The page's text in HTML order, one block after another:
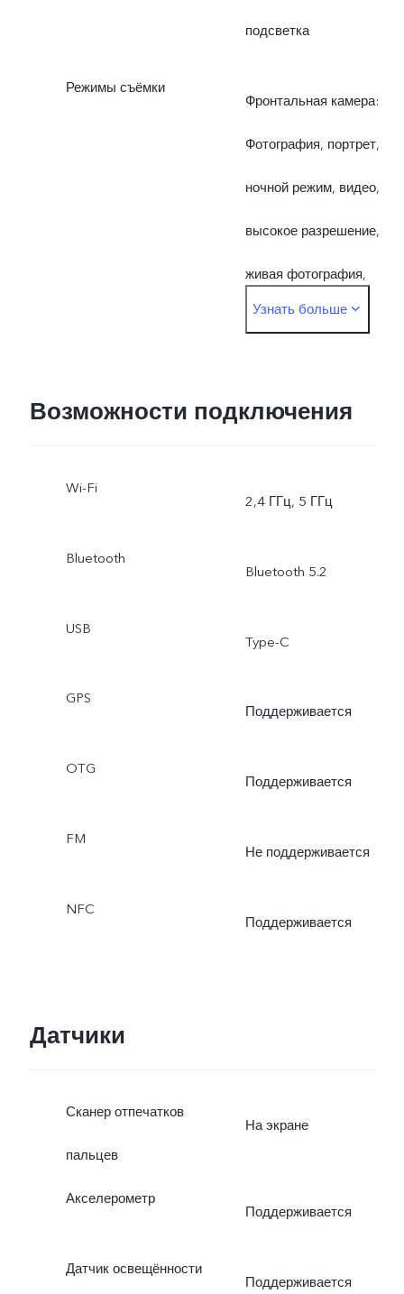
подсветка
Режимы съёмки
Фронтальная камера:
Фотография, портрет,
ночной режим, видео,
высокое разрешение,
живая фотография,
разделение экрана
Фотография, портрет,
фотография,
режим, документы,
разделение экрана,
Узнать больше
Возможности подключения
Wi-Fi
2,4 ГГц, 5 ГГц
Bluetooth
Bluetooth 5.2
USB
Type-C
GPS
Поддерживается
OTG
Поддерживается
FM
Не поддерживается
NFC
Поддерживается
Датчики
Сканер отпечатков
пальцев
На экране
Акселерометр
Поддерживается
Датчик освещённости
Поддерживается